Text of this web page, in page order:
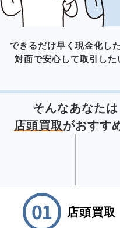
できるだけ早く現金化した
対面で安心して取引した
そんなあなたは
店頭買取がおすす
店頭買取